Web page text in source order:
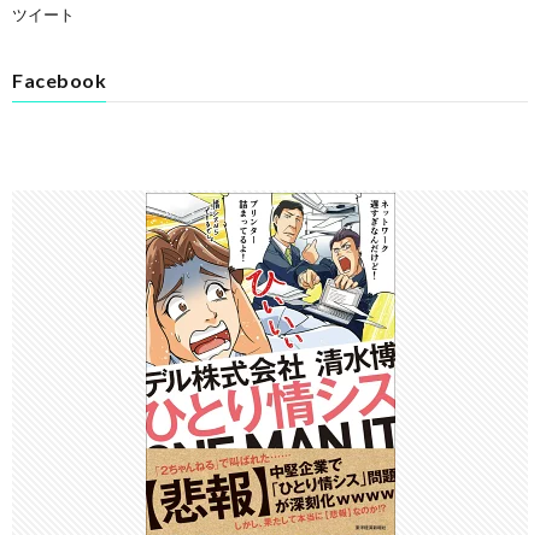
ツイート
Facebook